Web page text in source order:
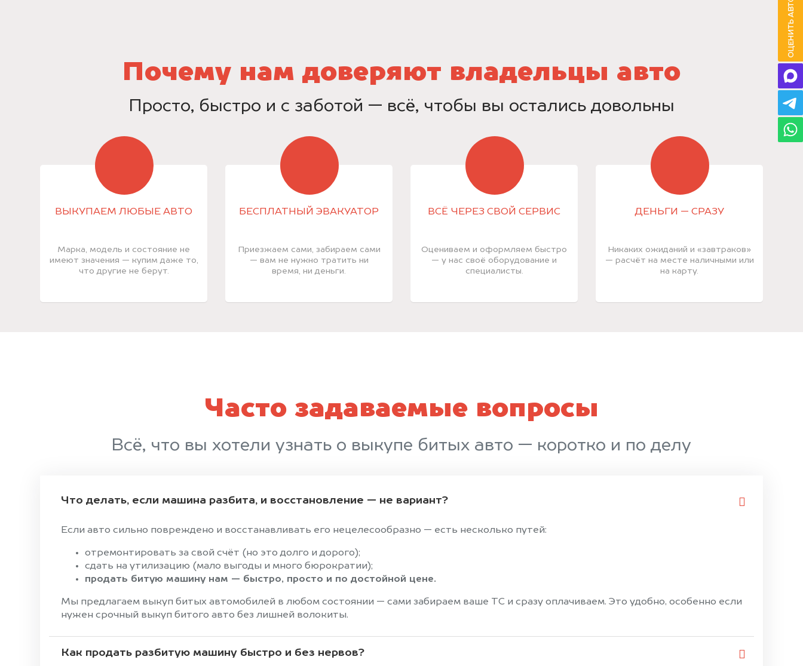
Почему нам доверяют владельцы авто
Просто, быстро и с заботой — всё, чтобы вы остались довольны
ВЫКУПАЕМ ЛЮБЫЕ АВТО
Марка, модель и состояние не
имеют значения — купим даже то,
что другие не берут.
БЕСПЛАТНЫЙ ЭВАКУАТОР
Приезжаем сами, забираем сами
— вам не нужно тратить ни
время, ни деньги.
ВСЁ ЧЕРЕЗ СВОЙ СЕРВИС
Оцениваем и оформляем быстро
— у нас своё оборудование и
специалисты.
ДЕНЬГИ — СРАЗУ
Никаких ожиданий и «завтраков»
— расчёт на месте наличными или
на карту.
Часто задаваемые вопросы
Всё, что вы хотели узнать о выкупе битых авто — коротко и по делу
Что делать, если машина разбита, и восстановление — не вариант?
Если авто сильно повреждено и восстанавливать его нецелесообразно — есть несколько путей:
отремонтировать за свой счёт (но это долго и дорого);
сдать на утилизацию (мало выгоды и много бюрократии);
продать битую машину нам — быстро, просто и по достойной цене.
Мы предлагаем выкуп битых автомобилей в любом состоянии — сами забираем ваше ТС и сразу оплачиваем. Это удобно, особенно если
нужен срочный выкуп битого авто без лишней волокиты.
Как продать разбитую машину быстро и без нервов?